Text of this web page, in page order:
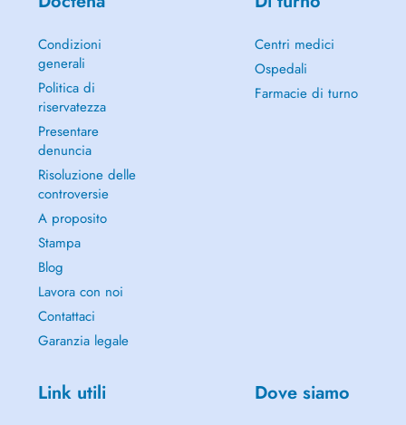
Condizioni
generali
Politica di
riservatezza
Presentare
denuncia
Risoluzione delle
controversie
A proposito
Stampa
Blog
Lavora con noi
Contattaci
Garanzia legale
Centri medici
Ospedali
Farmacie di turno
Link utili Dove siamo